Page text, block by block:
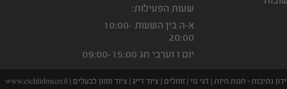
שעות הפעילות:
א-ה בין השעות 10:00-
20:00
יום ו וערבי חג 09:00-15:00
www.cichlidon.co.il